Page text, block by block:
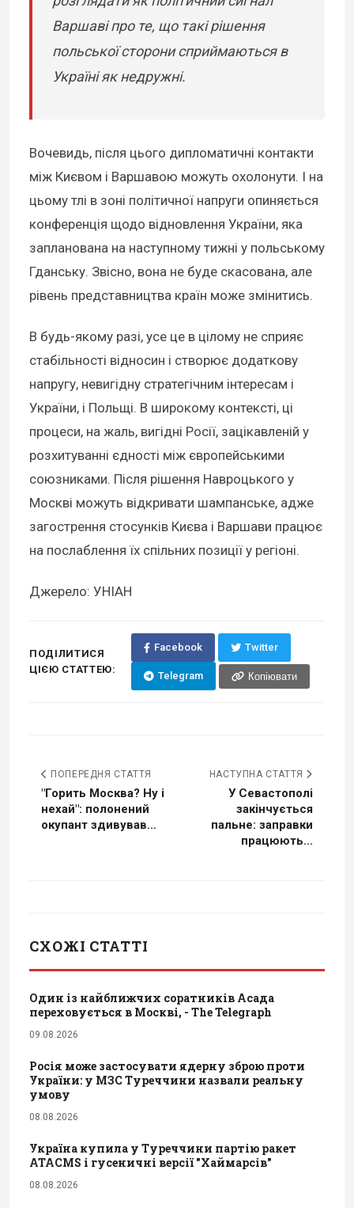
Варшаві про те, що такі рішення
польської сторони сприймаються в
Україні як недружні.
Вочевидь, після цього дипломатичні контакти
між Києвом і Варшавою можуть охолонути. І на
цьому тлі в зоні політичної напруги опиняється
конференція щодо відновлення України, яка
запланована на наступному тижні у польському
Гданську. Звісно, вона не буде скасована, але
рівень представництва країн може змінитись.
В будь-якому разі, усе це в цілому не сприяє
стабільності відносин і створює додаткову
напругу, невигідну стратегічним інтересам і
України, і Польщі. В широкому контексті, ці
процеси, на жаль, вигідні Росії, зацікавленій у
розхитуванні єдності між європейськими
союзниками. Після рішення Навроцького у
Москві можуть відкривати шампанське, адже
загострення стосунків Києва і Варшави працює
на послаблення їх спільних позиції у регіоні.
Джерело: УНІАН
ПОДІЛИТИСЯ
ЦІЄЮ СТАТТЕЮ:
Facebook Twitter
Telegram Копіювати
ПОПЕРЕДНЯ СТАТТЯ
"Горить Москва? Ну і
нехай": полонений
окупант здивував...
НАСТУПНА СТАТТЯ
У Севастополі
закінчується
пальне: заправки
працюють...
СХОЖІ СТАТТІ
Один із найближчих соратників Асада
переховується в Москві, - The Telegraph
09.08.2026
Росія може застосувати ядерну зброю проти
України: у МЗС Туреччини назвали реальну
умову
08.08.2026
Україна купила у Туреччини партію ракет
ATACMS і гусеничні версії "Хаймарсів"
08.08.2026